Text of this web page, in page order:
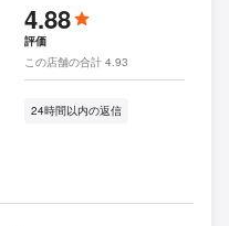
4.88
評価
この店舗の合計 4.93
24時間以内の返信